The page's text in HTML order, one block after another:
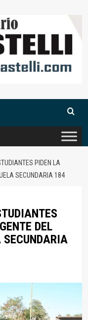
PIDEN LA
SECUNDARIA 184
DEL
SECUNDARIA